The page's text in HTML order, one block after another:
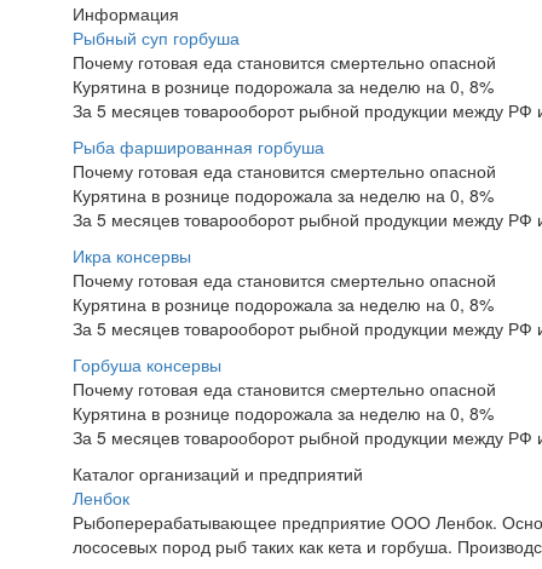
Информация
Рыбный суп горбуша
Почему готовая еда становится смертельно опасной
Курятина в рознице подорожала за неделю на 0, 8%
За 5 месяцев товарооборот рыбной продукции между
Рыба фаршированная горбуша
Почему готовая еда становится смертельно опасной
Курятина в рознице подорожала за неделю на 0, 8%
За 5 месяцев товарооборот рыбной продукции между
Икра консервы
Почему готовая еда становится смертельно опасной
Курятина в рознице подорожала за неделю на 0, 8%
За 5 месяцев товарооборот рыбной продукции между
Горбуша консервы
Почему готовая еда становится смертельно опасной
Курятина в рознице подорожала за неделю на 0, 8%
За 5 месяцев товарооборот рыбной продукции между
Каталог организаций и предприятий
Ленбок
Рыбоперерабатывающее предприятие ООО Ленбок.
лососевых пород рыб таких как кета и горбуша.